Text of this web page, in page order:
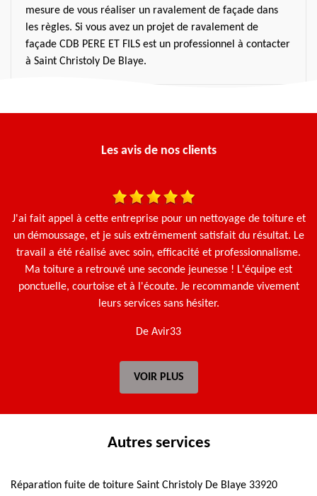
mesure de vous réaliser un ravalement de façade dans
les règles. Si vous avez un projet de ravalement de
façade CDB PERE ET FILS est un professionnel à contacter
à Saint Christoly De Blaye.
Les avis de nos clients
J'ai fait appel à cette entreprise pour un nettoyage de toiture et
un démoussage, et je suis extrêmement satisfait du résultat. Le
travail a été réalisé avec soin, efficacité et professionnalisme.
Ma toiture a retrouvé une seconde jeunesse ! L'équipe est
ponctuelle, courtoise et à l'écoute. Je recommande vivement
leurs services sans hésiter.
De Avir33
VOIR PLUS
Autres services
Réparation fuite de toiture Saint Christoly De Blaye 33920